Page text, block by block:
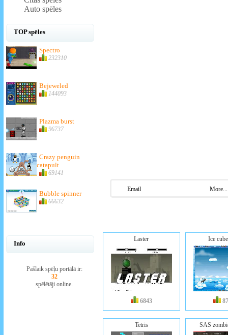
Auto spēles
TOP spēles
Spectro
232310
Bejeweled
144093
Plazma burst
96737
Crazy penguin
catapult
69141
Bubble spinner
66632
Info
Pašlaik spēļu portālā ir:
32
spēlētāji online.
Email More...
Laster
6843
Ice
Tetris SAS